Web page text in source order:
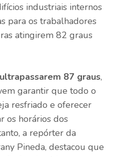
industriais internos
para os trabalhadores
atingirem 82 graus
87 graus,
garantir que todo o
resfriado e oferecer
os horários dos
a repórter da
Pineda, destacou que